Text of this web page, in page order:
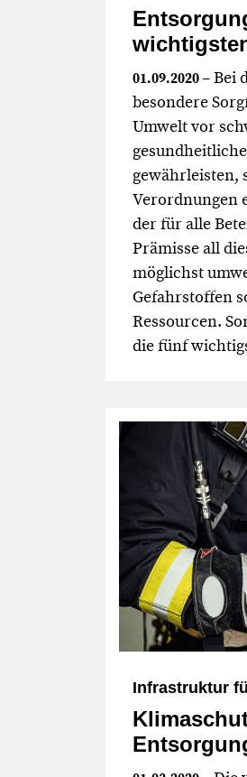
01.09.2020– Bei
besondere
Umwelt vor
gewährleisten,
Verordnungen
der für alle
Prämisse all
möglichst
Gefahrstoffen
Ressourcen.
die fünf
Infrastruktur